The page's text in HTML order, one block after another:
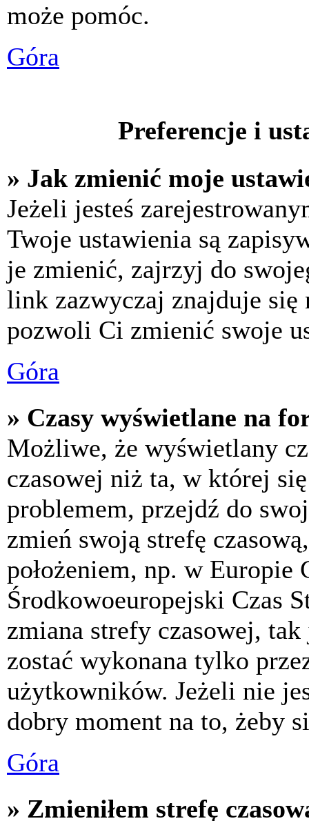
może pomóc.
Góra
Preferencje i
» Jak zmienić moje
Jeżeli jesteś
Twoje ustawienia są
je zmienić, zajrzyj do
link zazwyczaj znajduje się
pozwoli Ci zmienić swoje
Góra
» Czasy wyświetlane na
Możliwe, że wyświetlany
czasowej niż ta, w której
problemem, przejdź do
zmień swoją strefę
położeniem, np. w Europie
Środkowoeuropejski Czas
zmiana strefy czasowej,
zostać wykonana tylko
użytkowników. Jeżeli nie
dobry moment na to, żeby
Góra
» Zmieniłem strefę